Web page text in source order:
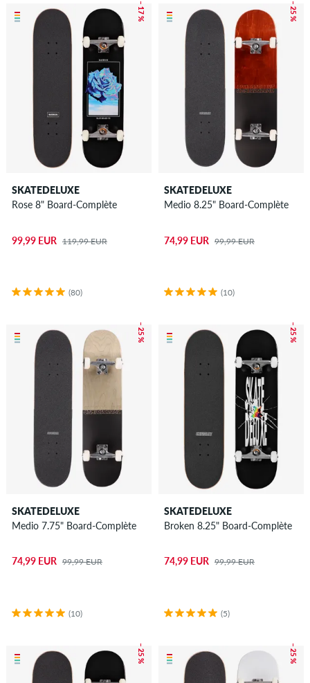
– 17 %
SKATEDELUXE
Rose 8" Board-Complète
99,99 EUR 119,99 EUR
(80)
– 25 %
SKATEDELUXE
Medio 8.25" Board-Complète
74,99 EUR 99,99 EUR
(10)
– 25 %
SKATEDELUXE
Medio 7.75" Board-Complète
74,99 EUR 99,99 EUR
(10)
– 25 %
SKATEDELUXE
Broken 8.25" Board-Complète
74,99 EUR 99,99 EUR
(5)
– 25 % – 25 %